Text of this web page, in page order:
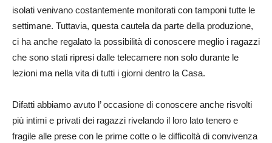
isolati venivano costantemente monitorati con tamponi tutte le
settimane. Tuttavia, questa cautela da parte della produzione,
ci ha anche regalato la possibilità di conoscere meglio i ragazzi
che sono stati ripresi dalle telecamere non solo durante le
lezioni ma nella vita di tutti i giorni dentro la Casa.
Difatti abbiamo avuto l’ occasione di conoscere anche risvolti
più intimi e privati dei ragazzi rivelando il loro lato tenero e
fragile alle prese con le prime cotte o le difficoltà di convivenza